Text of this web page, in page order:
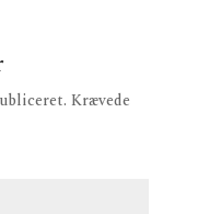
Krævede